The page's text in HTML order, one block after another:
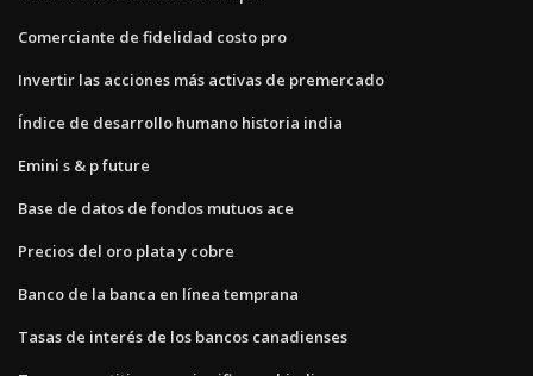
Comerciante de fidelidad costo pro
Invertir las acciones más activas de premercado
Índice de desarrollo humano historia india
Emini s & p future
Base de datos de fondos mutuos ace
Precios del oro plata y cobre
Banco de la banca en línea temprana
Tasas de interés de los bancos canadienses